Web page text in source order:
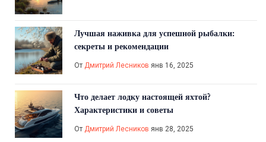
Лучшая наживка для успешной рыбалки:
секреты и рекомендации
От Дмитрий Лесников янв 16, 2025
Что делает лодку настоящей яхтой?
Характеристики и советы
От Дмитрий Лесников янв 28, 2025